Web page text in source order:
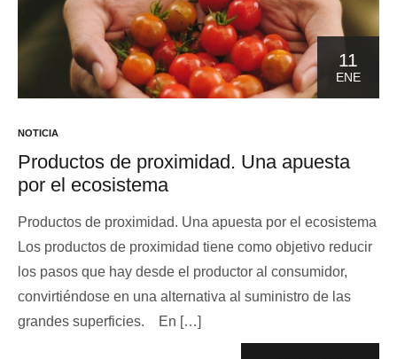
11
ENE
NOTICIA
Productos de proximidad. Una apuesta
por el ecosistema
Productos de proximidad. Una apuesta por el ecosistema
Los productos de proximidad tiene como objetivo reducir
los pasos que hay desde el productor al consumidor,
convirtiéndose en una alternativa al suministro de las
grandes superficies. En […]